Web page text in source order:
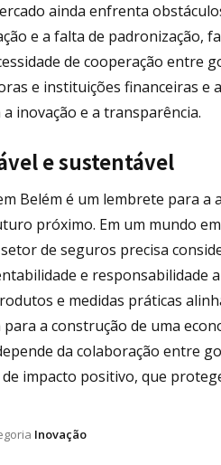
ainda enfrenta
e a falta de padronização,
de cooperação entre
e instituições financeiras
inovação e a transparência.
e sustentável
Belém é um lembrete para
próximo. Em um mundo
de seguros precisa
e responsabilidade
e medidas práticas
a construção de uma
da colaboração entre
impacto positivo, que
Inovação